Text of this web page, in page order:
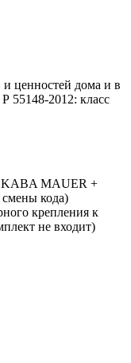
и ценностей дома и в
55148-2012: класс
KABA MAUER +
кода)
крепления к
не входит)